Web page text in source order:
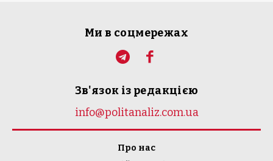
Ми в соцмережах
Зв'язок із редакцією
info@politanaliz.com.ua
Про нас